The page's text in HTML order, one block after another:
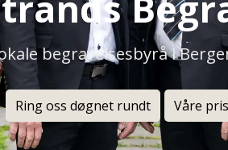
begravelsesbyrå i
Ring oss døgnet rundt Våre